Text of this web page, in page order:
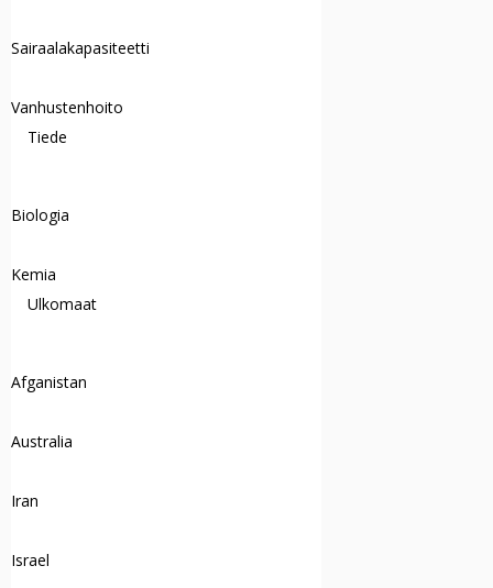
Sairaalakapasiteetti
Vanhustenhoito
Tiede
Biologia
Kemia
Ulkomaat
Afganistan
Australia
Iran
Israel